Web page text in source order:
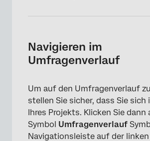
Navigieren im
Umfragenverlauf
Um auf den Umfragenverlauf
stellen Sie sicher, dass Sie sich
Ihres Projekts. Klicken Sie dann
Symbol Umfragenverlauf
Navigationsleiste auf der linken